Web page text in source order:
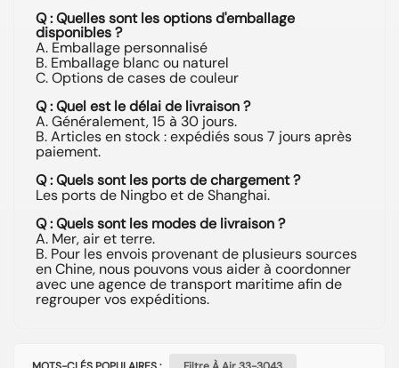
Q : Quelles sont les options d'emballage
disponibles ?
A. Emballage personnalisé
B. Emballage blanc ou naturel
C. Options de cases de couleur
Q : Quel est le délai de livraison ?
A. Généralement, 15 à 30 jours.
B. Articles en stock : expédiés sous 7 jours après
paiement.
Q : Quels sont les ports de chargement ?
Les ports de Ningbo et de Shanghai.
Q : Quels sont les modes de livraison ?
A. Mer, air et terre.
B. Pour les envois provenant de plusieurs sources
en Chine, nous pouvons vous aider à coordonner
avec une agence de transport maritime afin de
regrouper vos expéditions.